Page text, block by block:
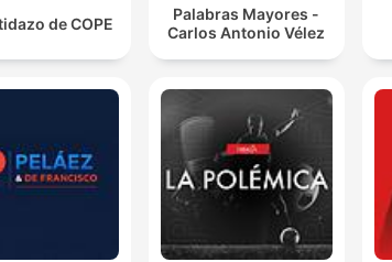
de COPE
Palabras Mayores -
Carlos Antonio Vélez